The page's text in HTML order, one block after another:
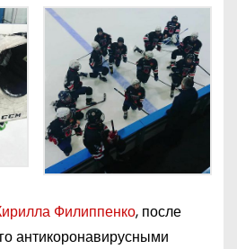
Филиппенко, после
антикоронавирусными